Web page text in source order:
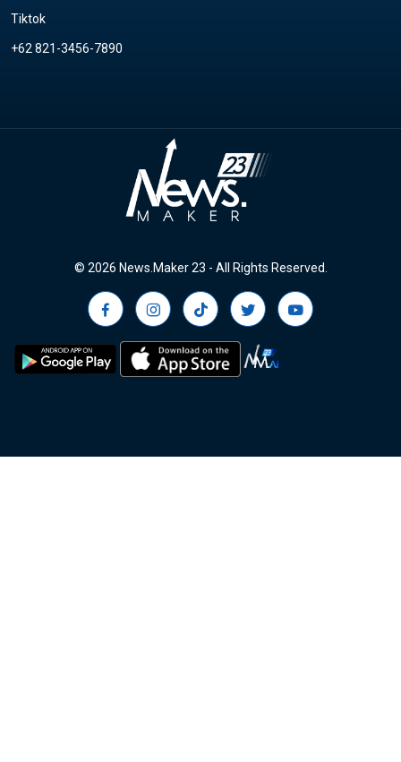
Tiktok
+62 821-3456-7890
© 2026 News.Maker 23 - All Rights Reserved.